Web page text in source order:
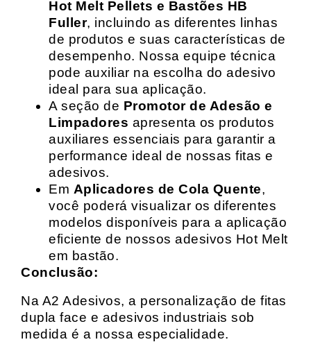
Hot Melt Pellets e Bastões HB
Fuller, incluindo as diferentes linhas
de produtos e suas características de
desempenho. Nossa equipe técnica
pode auxiliar na escolha do adesivo
ideal para sua aplicação.
A seção de Promotor de Adesão e
Limpadores apresenta os produtos
auxiliares essenciais para garantir a
performance ideal de nossas fitas e
adesivos.
Em Aplicadores de Cola Quente,
você poderá visualizar os diferentes
modelos disponíveis para a aplicação
eficiente de nossos adesivos Hot Melt
em bastão.
Conclusão:
Na A2 Adesivos, a personalização de fitas
dupla face e adesivos industriais sob
medida é a nossa especialidade.